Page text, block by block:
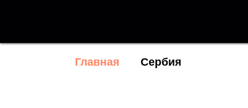
Главная Сербия
Отлично подойдёт для